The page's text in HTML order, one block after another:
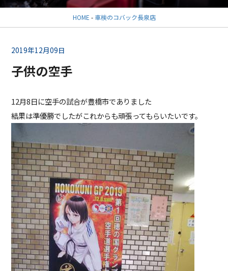
HOME - 車検のコバック長泉店
2019年12月09日
子供の空手
12月8日に空手の試合が豊橋市でありました
結果は準優勝でしたがこれからも頑張ってもらいたいです。